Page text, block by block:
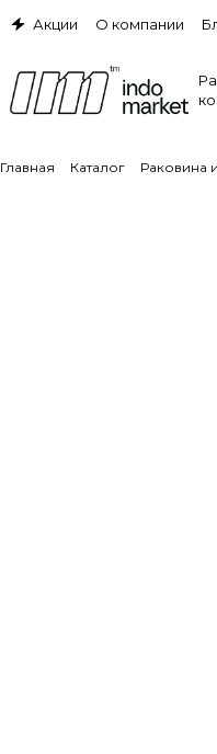
Акции О компании
Главная Каталог Раковина